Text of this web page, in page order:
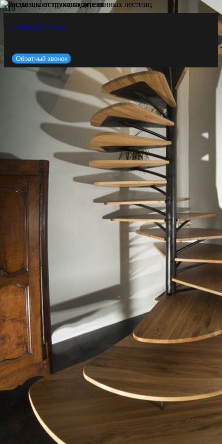
+7 (966) 921-55-66
Обратный звонок
ЛЕСТНИЦЫ НА ЗАКАЗ В СПБ
ИЗ ДЕРЕВА, МЕТАЛЛА,
БЕТОНА, СТЕКЛА
Деревянные лестницы
Лестницы из массива
Отделка лестницы деревом
Бетонные лестницы
Металлические лестницы
Стеклянные лестницы
Чугунные лестницы
+7 (812) 317-76-17
+7 (966) 921-55-66
Обратный звонок
mail@lotos-stair.ru
Copyright © 2026Lotos: Изготовление лестниц в СПб
Создание сайта